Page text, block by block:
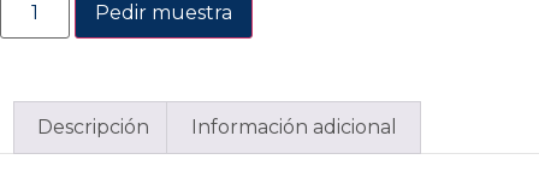
Pedir muestra
Descripción Información adicional